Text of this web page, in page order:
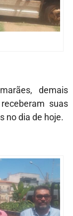
demais
suas
no dia de hoje.